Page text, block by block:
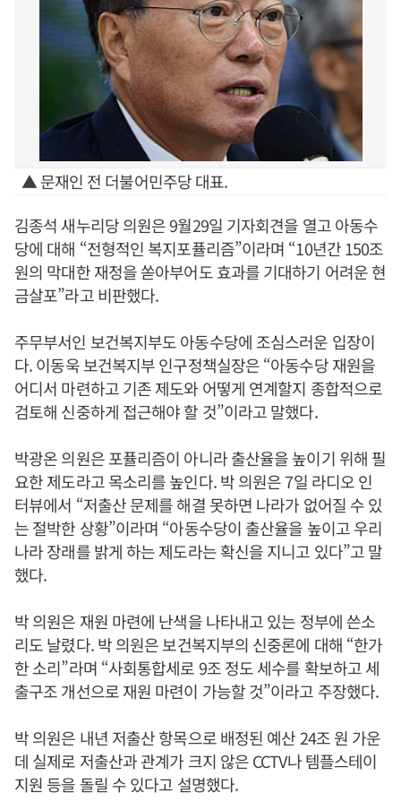
▲ 문재인 전 더불어민주당 대표.
김종석 새누리당 의원은 9월29일 기자회견을 열고 아동수
당에 대해 “전형적인 복지포퓰리즘”이라며 “10년간 150조
원의 막대한 재정을 쏟아부어도 효과를 기대하기 어려운 현
금살포”라고 비판했다.
주무부서인 보건복지부도 아동수당에 조심스러운 입장이
다. 이동욱 보건복지부 인구정책실장은 “아동수당 재원을
어디서 마련하고 기존 제도와 어떻게 연계할지 종합적으로
검토해 신중하게 접근해야 할 것”이라고 말했다.
박광온 의원은 포퓰리즘이 아니라 출산율을 높이기 위해 필
요한 제도라고 목소리를 높인다. 박 의원은 7일 라디오 인
터뷰에서 “저출산 문제를 해결 못하면 나라가 없어질 수 있
는 절박한 상황”이라며 “아동수당이 출산율을 높이고 우리
나라 장래를 밝게 하는 제도라는 확신을 지니고 있다”고 말
했다.
박 의원은 재원 마련에 난색을 나타내고 있는 정부에 쓴소
리도 날렸다. 박 의원은 보건복지부의 신중론에 대해 “한가
한 소리”라며 “사회통합세로 9조 정도 세수를 확보하고 세
출구조 개선으로 재원 마련이 가능할 것”이라고 주장했다.
박 의원은 내년 저출산 항목으로 배정된 예산 24조 원 가운
데 실제로 저출산과 관계가 크지 않은 CCTV나 템플스테이
지원 등을 돌릴 수 있다고 설명했다.